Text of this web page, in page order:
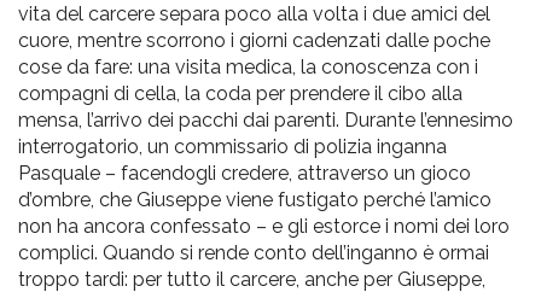
vita del carcere separa poco alla volta i due amici del
cuore, mentre scorrono i giorni cadenzati dalle poche
cose da fare: una visita medica, la conoscenza con i
compagni di cella, la coda per prendere il cibo alla
mensa, l’arrivo dei pacchi dai parenti. Durante l’ennesimo
interrogatorio, un commissario di polizia inganna
Pasquale – facendogli credere, attraverso un gioco
d’ombre, che Giuseppe viene fustigato perché l’amico
non ha ancora confessato – e gli estorce i nomi dei loro
complici. Quando si rende conto dell’inganno è ormai
troppo tardi: per tutto il carcere, anche per Giuseppe,